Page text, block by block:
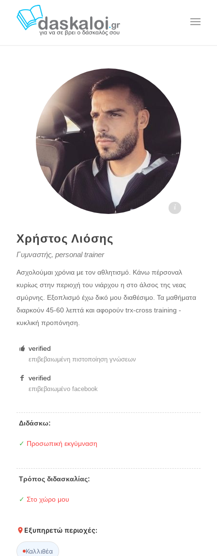
Χρήστος Λιόσης daskaloi.gr
Χρήστος Λιόσης
Γυμναστής, personal trainer
Ασχολούμαι χρόνια με τον αθλητισμό. Κάνω πέρσοναλ
κυρίως στην περιοχή του νιάρχου η στο άλσος της νεας
σμύρνης. Εξοπλισμό έχω δικό μου διαθέσιμο. Τα μαθήματα
διαρκούν 45-60 λεπτά και αφορούν trx-cross training -
κυκλική προπόνηση.
verified
επιβεβαιωμένη πιστοποίηση γνώσεων
verified
επιβεβαιωμένο facebook
Διδάσκω:
✓ Προσωπική εκγύμναση
Τρόπος διδασκαλίας:
✓ Στο χώρο μου
Εξυπηρετώ περιοχές:
Καλλιθέα